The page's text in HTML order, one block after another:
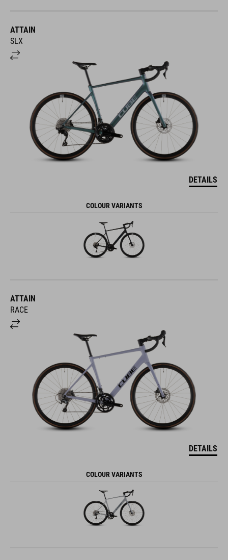
ATTAIN
SLX
DETAILS
COLOUR VARIANTS
ATTAIN
RACE
DETAILS
COLOUR VARIANTS